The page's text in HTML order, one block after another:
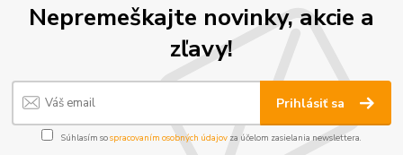
Nepremeškajte novinky, akcie a
zľavy!
Prihlásiť sa
Súhlasím sospracovaním osobných údajov za účelom zasielania newslettera.